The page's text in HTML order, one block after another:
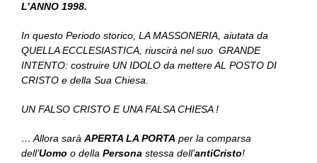
L’ANNO 1998.
In questo Periodo storico, LA MASSONERIA, aiutata da
QUELLA ECCLESIASTICA, riuscirà nel suo GRANDE
INTENTO: costruire UN IDOLO da mettere AL POSTO DI
CRISTO e della Sua Chiesa.
UN FALSO CRISTO E UNA FALSA CHIESA !
… Allora sarà APERTA LA PORTA per la comparsa
dell’Uomo o della Persona stessa dell’antiCristo!